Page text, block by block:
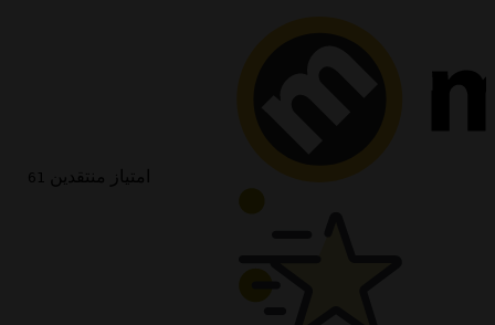
امتیاز منتقدین 61